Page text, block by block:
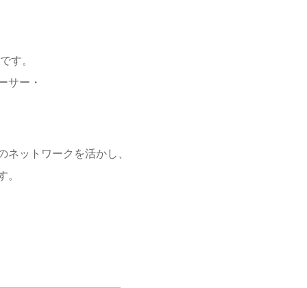
す。
サー・
ットワークを活かし、
。